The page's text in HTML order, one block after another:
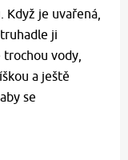
je uvařená,
ji
vody,
a ještě
se